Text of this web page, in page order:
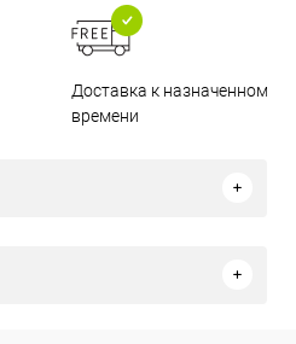
Доставка к назначенному
времени